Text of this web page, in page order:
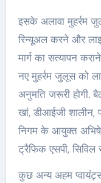
इसके अलावा मुहर्रम
रिन्यूअल करने और
मार्ग का सत्यापन
नए मुहर्रम जुलूस को
अनुमति जरूरी
खां, डीआईजी शालीन,
निगम के आयुक्त
ट्रैफिक एसपी, सिविल
कुछ अन्य अहम